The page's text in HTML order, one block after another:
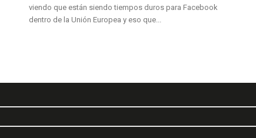
viendo que están siendo tiempos duros para Facebook
dentro de la Unión Europea y eso que...